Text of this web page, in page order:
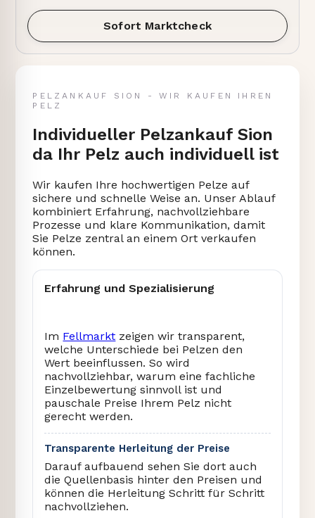
Sofort Marktcheck
PELZANKAUF SION - WIR KAUFEN IHREN
PELZ
Individueller Pelzankauf Sion
da Ihr Pelz auch individuell ist
Wir kaufen Ihre hochwertigen Pelze auf
sichere und schnelle Weise an. Unser Ablauf
kombiniert Erfahrung, nachvollziehbare
Prozesse und klare Kommunikation, damit
Sie Pelze zentral an einem Ort verkaufen
können.
Erfahrung und Spezialisierung
Im Fellmarkt zeigen wir transparent,
welche Unterschiede bei Pelzen den
Wert beeinflussen. So wird
nachvollziehbar, warum eine fachliche
Einzelbewertung sinnvoll ist und
pauschale Preise Ihrem Pelz nicht
gerecht werden.
Transparente Herleitung der Preise
Darauf aufbauend sehen Sie dort auch
die Quellenbasis hinter den Preisen und
können die Herleitung Schritt für Schritt
nachvollziehen.